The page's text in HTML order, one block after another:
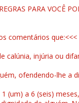
PARA VOCÊ
comentários que:<<<
calúnia, injúria ou
ofendendo-lhe a
(um) a 6 (seis)